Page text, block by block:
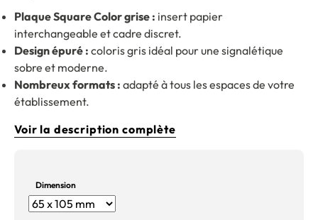
Plaque Square Color grise : insert papier
interchangeable et cadre discret.
Design épuré : coloris gris idéal pour une signalétique
sobre et moderne.
Nombreux formats : adapté à tous les espaces de votre
établissement.
Voir la description complète
Dimension